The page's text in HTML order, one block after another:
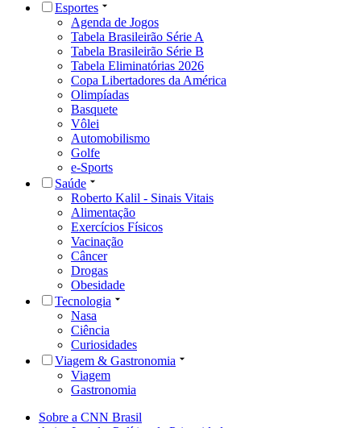
Esportes
Agenda de Jogos
Tabela Brasileirão Série A
Tabela Brasileirão Série B
Tabela Eliminatórias 2026
Copa Libertadores da América
Olimpíadas
Basquete
Vôlei
Automobilismo
Golfe
e-Sports
Saúde
Roberto Kalil - Sinais Vitais
Alimentação
Exercícios Físicos
Vacinação
Câncer
Drogas
Obesidade
Tecnologia
Nasa
Ciência
Curiosidades
Viagem & Gastronomia
Viagem
Gastronomia
Sobre a CNN Brasil